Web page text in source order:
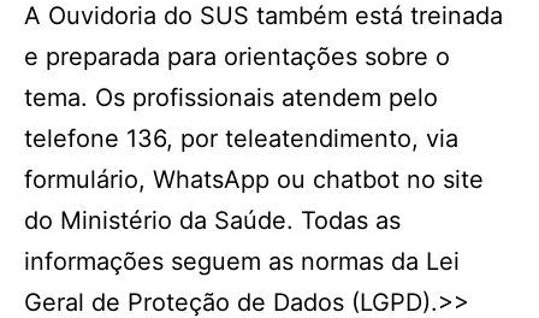
A Ouvidoria do SUS também está treinada
e preparada para orientações sobre o
tema. Os profissionais atendem pelo
telefone 136, por teleatendimento, via
formulário, WhatsApp ou chatbot no site
do Ministério da Saúde. Todas as
informações seguem as normas da Lei
Geral de Proteção de Dados (LGPD).>>